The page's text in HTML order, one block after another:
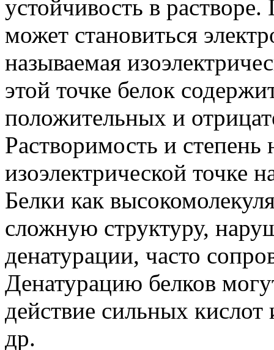
устойчивость в
может становиться
называемая
этой точке белок
положительных и
Растворимость и степень
изоэлектрической точке
Белки как
сложную структуру,
денатурации, часто
Денатурацию белков
действие сильных
др.